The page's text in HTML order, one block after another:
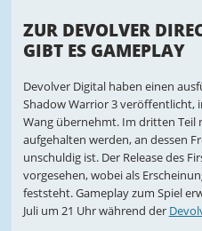
ZUR DEVOLVER
GIBT ES GAMEPLAY
Devolver Digital haben einen
Shadow Warrior 3 veröffentlicht,
Wang übernehmt. Im dritten Teil
aufgehalten werden, an dessen
unschuldig ist. Der Release des
vorgesehen, wobei als
feststeht. Gameplay zum Spiel
Juli um 21 Uhr während der